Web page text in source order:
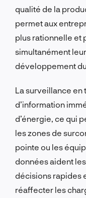
qualité de la
permet aux
plus rationnelle et
simultanément
développement
La surveillance en
d’information
d’énergie, ce qui
les zones de
pointe ou les
données aident
décisions rapides
réaffecter les